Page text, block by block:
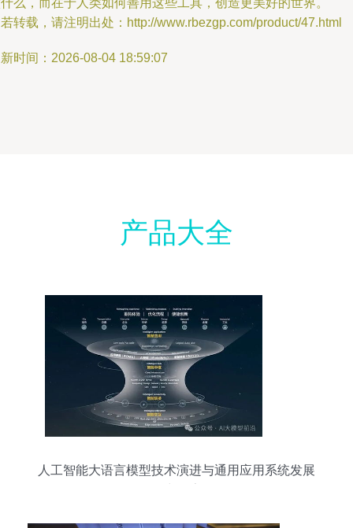
么，而在于人类如何善用这些工具，创造更美好的世界。
转载，请注明出处：http://www.rbezgp.com/product/47.html
时间：2026-08-04 18:59:07
产品大全
人工智能大语言模型技术演进与通用应用系统发展